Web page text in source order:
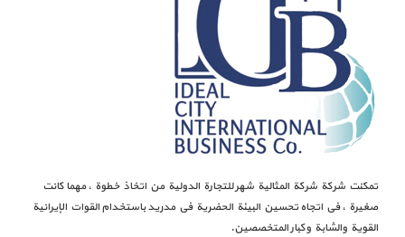
تمكنت شركة شركة المثالية شهر للتجارة الدولية من اتخاذ خطوة ، مهما كانت
صغيرة ، في اتجاه تحسين البيئة الحضرية في مدريد باستخدام القوات الإيرانية
القوية والشابة وكبار المتخصصين.